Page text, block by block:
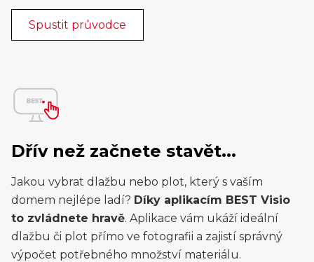
Spustit průvodce
Dřív než začnete stavět...
Jakou vybrat dlažbu nebo plot, který s vaším
domem nejlépe ladí? Díky aplikacím BEST Visio
to zvládnete hravě. Aplikace vám ukáží ideální
dlažbu či plot přímo ve fotografii a zajistí správný
výpočet potřebného množství materiálu.